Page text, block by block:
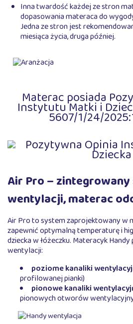
Inna twardość każdej ze stron
dopasowania materaca do
Jedna ze stron jest
miesiąca życia, druga później.
Materac posiada
Instytutu Matki i
5607/1/24/
Air Pro –
wentylacji, materac
Air Pro to system zaprojektowany w
zapewnić optymalną temperaturę i
dziecka w łóżeczku. Materacyk
wentylacji:
poziome kanaliki
profilowanej pianki)
pionowe kanaliki
pionowych otworów